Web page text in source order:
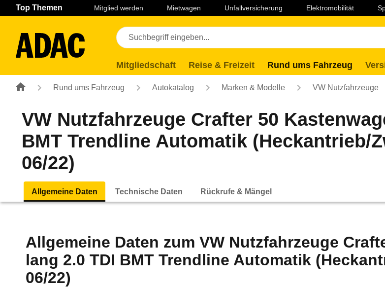
Navigation Seiteninhalt Fußzeile
Top Themen Mitglied werden Mietwagen Unfallversicherung Elektromobilität
Mitgliedschaft Reise & Freizeit Rund ums Fahrzeug
Rund ums Fahrzeug Autokatalog Marken & Modelle VW Nutzfahrzeuge
VW Nutzfahrzeuge Crafter 50
BMT Trendline Automatik (Heckantrieb/
06/22)
Allgemeine Daten Technische Daten Rückrufe & Mängel
Allgemeine Daten zum VW Nutzfahrzeuge
lang 2.0 TDI BMT Trendline Automatik
06/22)